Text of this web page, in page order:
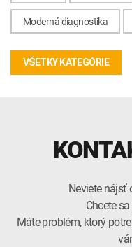
Moderná diagnostika
VŠETKY KATEGÓRIE
Neviete nájsť
Chcete
Máte problém, ktorý